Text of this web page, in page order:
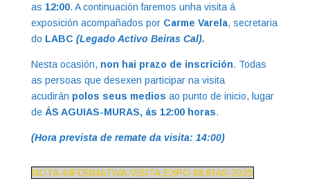
as 12:00. A continuación faremos unha visita á
exposición acompañados por Carme Varela, secretaria
do LABC (Legado Activo Beiras Cal).
Nesta ocasión, non hai prazo de inscrición. Todas
as persoas que desexen participar na visita
acudirán polos seus medios ao punto de inicio, lugar
de ÁS AGUIAS-MURAS, ás 12:00 horas.
(Hora prevista de remate da visita: 14:00)
NOTA-INFORMATIVA-VISITA-EXPO-MURAS-2025